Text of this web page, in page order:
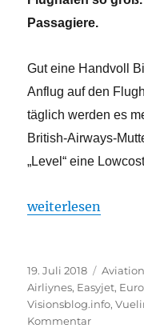
Passagiere.
Gut eine Handvoll
Anflug auf den
täglich werden es
British-Airways-
„Level“ eine
weiterlesen
Veröffentlicht
am
19. Juli 2018
Airliynes, Easyjet,
Visionsblog.info,
Kommentarzu